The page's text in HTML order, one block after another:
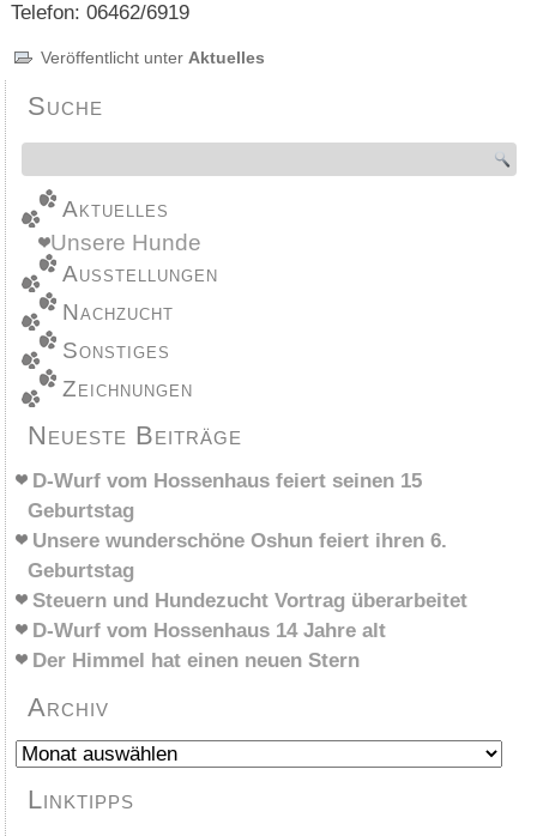
Telefon: 06462/6919
Veröffentlicht unter Aktuelles
Suche
Aktuelles
Unsere Hunde
Ausstellungen
Nachzucht
Sonstiges
Zeichnungen
Neueste Beiträge
D-Wurf vom Hossenhaus feiert seinen 15
Geburtstag
Unsere wunderschöne Oshun feiert ihren 6.
Geburtstag
Steuern und Hundezucht Vortrag überarbeitet
D-Wurf vom Hossenhaus 14 Jahre alt
Der Himmel hat einen neuen Stern
Archiv
Archiv
Linktipps